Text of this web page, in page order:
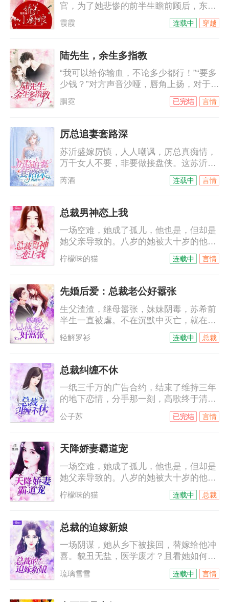
官，为了她悲惨的前半生瞻前顾后，东奔
西顾，直到某日被哄骗入了洞房才知道，
原来这厮在玩夫人养成计划。
霞霞 穿越
连载中
陆先生，余生多指教
“我可以给你输血，不论多少都行！”“要多
少钱？”对方声音沙哑，唇角上扬，对于他
的身份来说，钱从来都不是问题。“我不要
钱，我要复仇！”司徒静的拳头紧紧地攥
的。”陆锦傲咳嗽着，“我不要你的命，嫁
给我，作为我的妻子去复仇吧！”
胭霓 言情
已完结
厉总追妻套路深
苏沂盛嫁厉慎，人人嘲讽，厉总真痴情，
万千女人不要，非要做接盘侠。这苏沂都
怀上别人的孩子了，厉慎依旧宠爱有加。
外界传闻，苏沂简直就是厉慎心头的白月
果真是白月光，也不会每天野种挂在嘴
上，死不承认那是他的种。朱砂痣？真是
朱砂痣，也不会刚出月子，就让怀孕的姐
姐登门入室，分享自己的男人！娶她，不
过是侮辱她而已。
芮酒 言情
连载中
总裁男神恋上我
一场空难，她成了孤儿，他也是，但却是
她父亲导致的。八岁的她被大十岁的他带
回付家，本以为那是他的善意，没想到，
他是来讨债的。十年间，她一直以为他恨
给她……他不允许她叫他哥，她只能叫他
名字，付墨沉，付墨沉，一遍遍，根深蒂
固……
柠檬味的猫 言情
连载中
先婚后爱：总裁老公好嚣张
生父渣渣，继母嚣张，妹妹阴毒，苏希前
半生一直被虐。不在沉默中灭亡，就在沉
默中爆（变）发（态）。黑莲花进击路
上，却意外被逼闪婚。只是那个外表冷酷
希：给我跪下唱征服。陆霆：你给老子说
清楚，到底是跪搓衣板还是跪榴莲！
轻解罗衫 总裁
连载中
总裁纠缠不休
一纸三千万的广告合约，结束了维持三年
的地下恋情，分手那一刻，高歌终于清
楚，自己从来就没有走进过他的心里。她
平静的签了字，拿着合约麻利的滚了。她
这才刚刚只是开始……某天，慕总裁打电
话给某小艺人，“明天有空吗？”小艺人不
耐烦，“没空！”“这样啊，其实我是
想……”小艺人被撩起好奇心，“想干嘛？”
公子苏 言情
已完结
天降娇妻霸道宠
一场空难，她成了孤儿，他也是，但却是
她父亲导致的。八岁的她被大十岁的他带
回穆家，本以为那是他的善意，没想到，
他是来讨债的。十年间，她一直以为他恨
给她……他不允许她叫他哥，她只能叫他
名字，穆霆琛，穆霆琛，一遍遍，根深蒂
固……
柠檬味的猫 总裁
连载中
总裁的迫嫁新娘
一场阴谋，她从乡下被接回，替嫁给他冲
喜。貌丑无盐，医学废才？且看她如何妙
手回春，绝丽风姿！脸被打肿的海城名媛
们向他告状，陆少……等等，她嫁的鬼夫
琉璃雪雪 言情
连载中